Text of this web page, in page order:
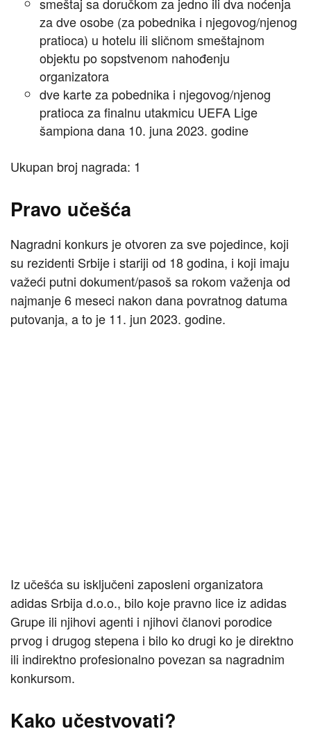
smeštaj sa doručkom za jedno ili dva noćenja
za dve osobe (za pobednika i njegovog/njenog
pratioca) u hotelu ili sličnom smeštajnom
objektu po sopstvenom nahođenju
organizatora
dve karte za pobednika i njegovog/njenog
pratioca za finalnu utakmicu UEFA Lige
šampiona dana 10. juna 2023. godine
Ukupan broj nagrada: 1
Pravo učešća
Nagradni konkurs je otvoren za sve pojedince, koji
su rezidenti Srbije i stariji od 18 godina, i koji imaju
važeći putni dokument/pasoš sa rokom važenja od
najmanje 6 meseci nakon dana povratnog datuma
putovanja, a to je 11. jun 2023. godine.
Iz učešća su isključeni zaposleni organizatora
adidas Srbija d.o.o., bilo koje pravno lice iz adidas
Grupe ili njihovi agenti i njihovi članovi porodice
prvog i drugog stepena i bilo ko drugi ko je direktno
ili indirektno profesionalno povezan sa nagradnim
konkursom.
Kako učestvovati?